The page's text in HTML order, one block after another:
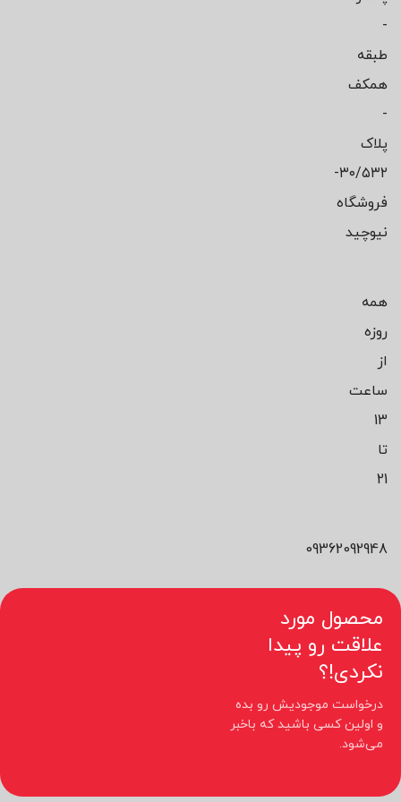
-
طبقه
همکف
-
پلاک
۳۰/۵۳۲-
فروشگاه
نیوچید
همه
روزه
از
ساعت
13
تا
21
09362092948
محصول مورد
علاقت رو پیدا
نکردی!؟
درخواست موجودیش رو بده
و اولین کسی باشید که باخبر
می‌شود.